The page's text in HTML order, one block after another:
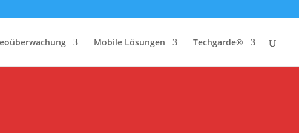
Mobile Lösungen Techgarde®